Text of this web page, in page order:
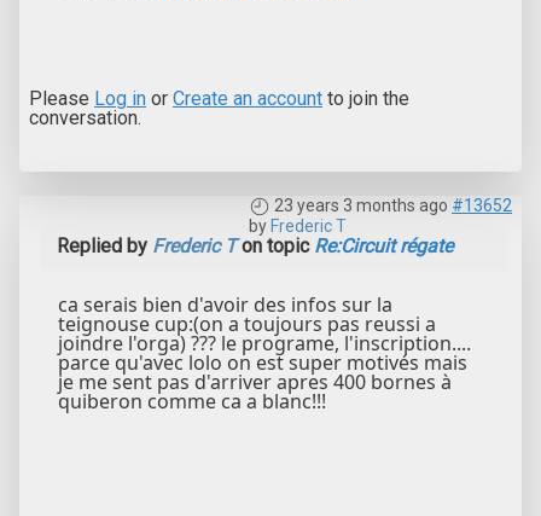
Please Log in or Create an account to join the
conversation.
23 years 3 months ago #13652
by Frederic T
Replied by Frederic Ton topic Re:Circuit régate
ca serais bien d'avoir des infos sur la
teignouse cup:(on a toujours pas reussi a
joindre l'orga) ??? le programe, l'inscription....
parce qu'avec lolo on est super motivés mais
je me sent pas d'arriver apres 400 bornes à
quiberon comme ca a blanc!!!